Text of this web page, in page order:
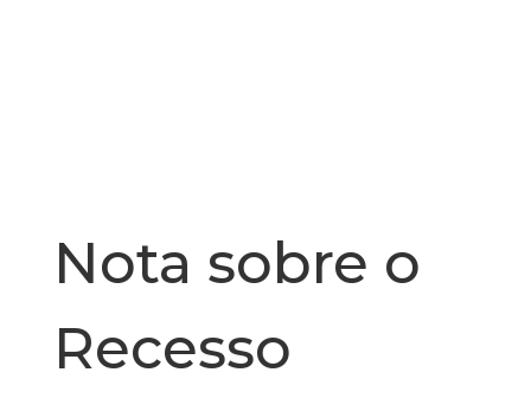
Nota sobre o
Recesso